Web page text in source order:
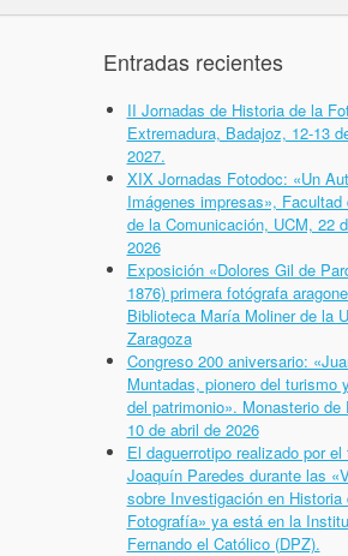
Entradas recientes
II Jornadas de Historia de la
Extremadura, Badajoz, 12-13
2027.
XIX Jornadas Fotodoc: «Un
Imágenes impresas», Facultad
de la Comunicación, UCM, 22
2026
Exposición «Dolores Gil de
1876) primera fotógrafa
Biblioteca María Moliner de la
Zaragoza
Congreso 200 aniversario:
Muntadas, pionero del turismo
del patrimonio». Monasterio de
10 de abril de 2026
El daguerrotipo realizado por el
Joaquín Paredes durante las
sobre Investigación en Historia
Fotografía» ya está en la
Fernando el Católico (DPZ).